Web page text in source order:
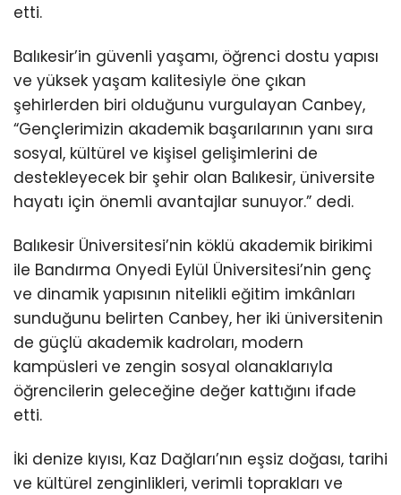
etti.
Balıkesir’in güvenli yaşamı, öğrenci dostu yapısı
ve yüksek yaşam kalitesiyle öne çıkan
şehirlerden biri olduğunu vurgulayan Canbey,
“Gençlerimizin akademik başarılarının yanı sıra
sosyal, kültürel ve kişisel gelişimlerini de
destekleyecek bir şehir olan Balıkesir, üniversite
hayatı için önemli avantajlar sunuyor.” dedi.
Balıkesir Üniversitesi’nin köklü akademik birikimi
ile Bandırma Onyedi Eylül Üniversitesi’nin genç
ve dinamik yapısının nitelikli eğitim imkânları
sunduğunu belirten Canbey, her iki üniversitenin
de güçlü akademik kadroları, modern
kampüsleri ve zengin sosyal olanaklarıyla
öğrencilerin geleceğine değer kattığını ifade
etti.
İki denize kıyısı, Kaz Dağları’nın eşsiz doğası, tarihi
ve kültürel zenginlikleri, verimli toprakları ve